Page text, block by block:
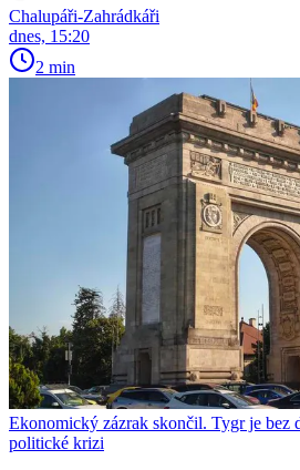
Chalupáři-Zahrádkáři
dnes, 15:20
2 min
Ekonomický zázrak skončil. Tygr je bez
politické krizi